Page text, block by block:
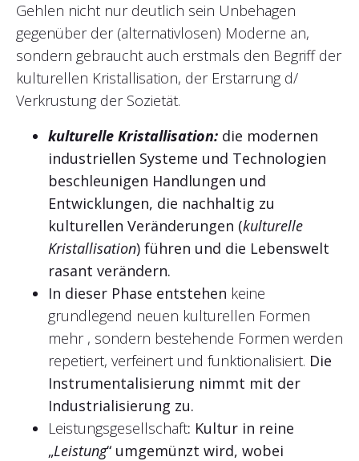
Gehlen nicht nur deutlich sein Unbehagen
gegenüber der (alternativlosen) Moderne an,
sondern gebraucht auch erstmals den Begriff der
kulturellen Kristallisation, der Erstarrung d/
Verkrustung der Sozietät.
kulturelle Kristallisation: die modernen
industriellen Systeme und Technologien
beschleunigen Handlungen und
Entwicklungen, die nachhaltig zu
kulturellen Veränderungen (kulturelle
Kristallisation) führen und die Lebenswelt
rasant verändern.
In dieser Phase entstehen keine
grundlegend neuen kulturellen Formen
mehr , sondern bestehende Formen werden
repetiert, verfeinert und funktionalisiert. Die
Instrumentalisierung nimmt mit der
Industrialisierung zu.
Leistungsgesellschaft: Kultur in reine
„Leistung“ umgemünzt wird, wobei